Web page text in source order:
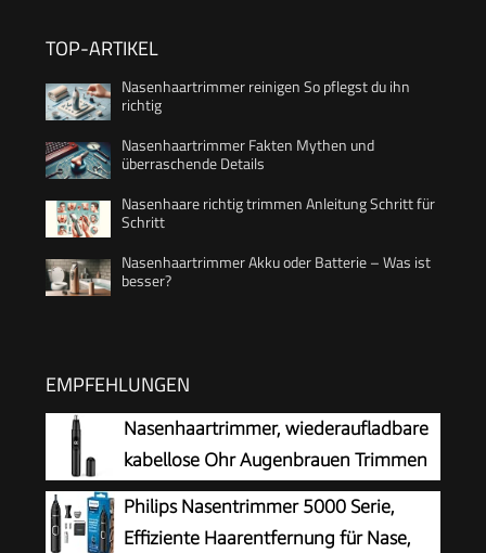
TOP-ARTIKEL
Nasenhaartrimmer reinigen So pflegst du ihn
richtig
Nasenhaartrimmer Fakten Mythen und
überraschende Details
Nasenhaare richtig trimmen Anleitung Schritt für
Schritt
Nasenhaartrimmer Akku oder Batterie – Was ist
besser?
EMPFEHLUNGEN
Nasenhaartrimmer, wiederaufladbare
kabellose Ohr Augenbrauen Trimmen
Werkzeug Dual-Edge-Klingen
Rasierapparat einfache Reinigung mit LED-Licht
Philips Nasentrimmer 5000 Serie,
Effiziente Haarentfernung für Nase,